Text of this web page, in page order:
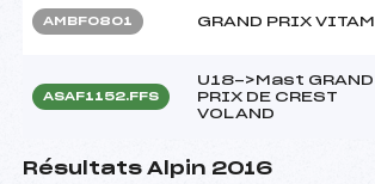
AMBF0801 GRAND PRIX VITAM
ASAF1152.FFS
U18->Mast GRAND
PRIX DE CREST
VOLAND
Résultats Alpin 2016